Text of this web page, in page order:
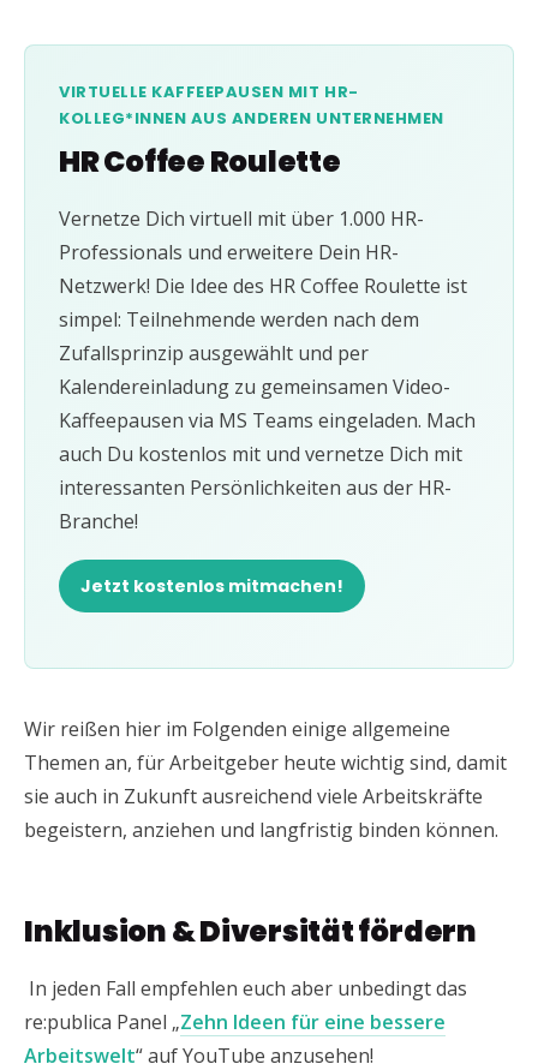
VIRTUELLE KAFFEEPAUSEN MIT HR-
KOLLEG*INNEN AUS ANDEREN UNTERNEHMEN
HR Coffee Roulette
Vernetze Dich virtuell mit über 1.000 HR-
Professionals und erweitere Dein HR-
Netzwerk! Die Idee des HR Coffee Roulette ist
simpel: Teilnehmende werden nach dem
Zufallsprinzip ausgewählt und per
Kalendereinladung zu gemeinsamen Video-
Kaffeepausen via MS Teams eingeladen. Mach
auch Du kostenlos mit und vernetze Dich mit
interessanten Persönlichkeiten aus der HR-
Branche!
Jetzt kostenlos mitmachen!
Wir reißen hier im Folgenden einige allgemeine
Themen an, für Arbeitgeber heute wichtig sind, damit
sie auch in Zukunft ausreichend viele Arbeitskräfte
begeistern, anziehen und langfristig binden können.
Inklusion & Diversität fördern
In jeden Fall empfehlen euch aber unbedingt das
re:publica Panel „Zehn Ideen für eine bessere
Arbeitswelt“ auf YouTube anzusehen!